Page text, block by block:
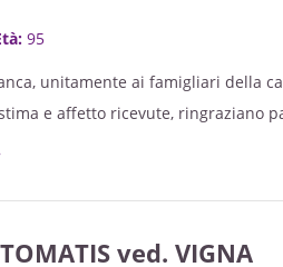
95
unitamente ai famigliari della
e affetto ricevute, ringraziano
visite e la loro personale
sarà celebrata Mercoledì 27
ved. VIGNA